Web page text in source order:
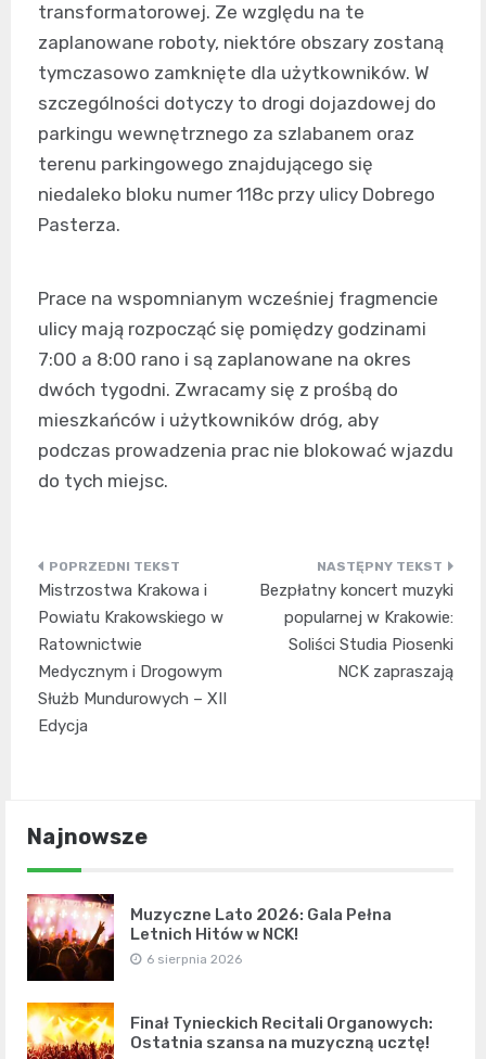
transformatorowej. Ze względu na te
zaplanowane roboty, niektóre obszary zostaną
tymczasowo zamknięte dla użytkowników. W
szczególności dotyczy to drogi dojazdowej do
parkingu wewnętrznego za szlabanem oraz
terenu parkingowego znajdującego się
niedaleko bloku numer 118c przy ulicy Dobrego
Pasterza.
Prace na wspomnianym wcześniej fragmencie
ulicy mają rozpocząć się pomiędzy godzinami
7:00 a 8:00 rano i są zaplanowane na okres
dwóch tygodni. Zwracamy się z prośbą do
mieszkańców i użytkowników dróg, aby
podczas prowadzenia prac nie blokować wjazdu
do tych miejsc.
Nawigacja
wpisu
Mistrzostwa Krakowa i
Powiatu Krakowskiego w
Ratownictwie
Medycznym i Drogowym
Służb Mundurowych – XII
Edycja
Bezpłatny koncert muzyki
popularnej w Krakowie:
Soliści Studia Piosenki
NCK zapraszają
Najnowsze
Muzyczne Lato 2026: Gala Pełna
Letnich Hitów w NCK!
6 sierpnia 2026
Finał Tynieckich Recitali Organowych:
Ostatnia szansa na muzyczną ucztę!